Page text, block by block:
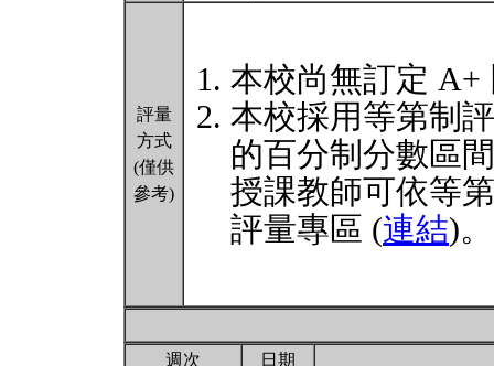
評量
方式
(僅供
參考)
本校尚無訂定 A+
本校採用等第制
的百分制分數區
授課教師可依等
評量專區 (連結)。
週次 日期